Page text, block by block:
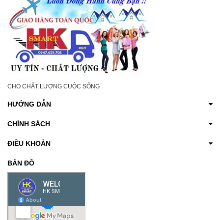
CHO CHẤT LƯỢNG CUỘC SỐNG
HƯỚNG DẪN
CHÍNH SÁCH
ĐIỀU KHOẢN
BẢN ĐỒ